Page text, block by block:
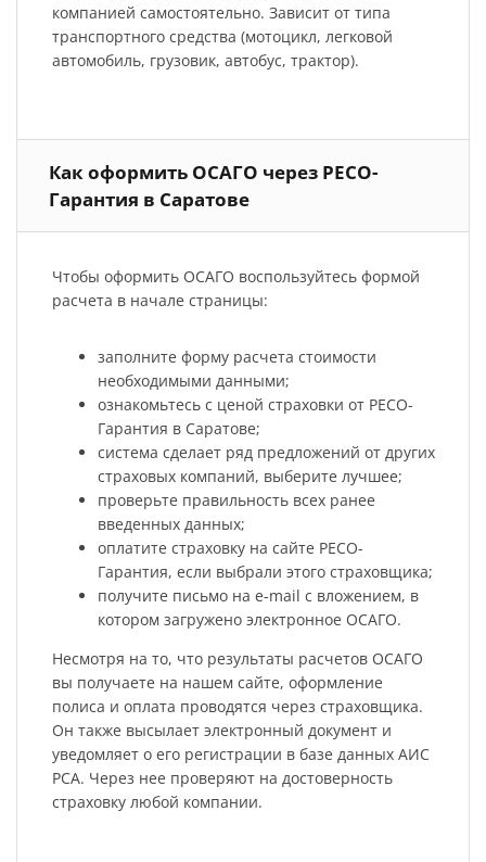
компанией самостоятельно. Зависит от типа
транспортного средства (мотоцикл, легковой
автомобиль, грузовик, автобус, трактор).
Как оформить ОСАГО через РЕСО-
Гарантия в Саратове
Чтобы оформить ОСАГО воспользуйтесь формой
расчета в начале страницы:
заполните форму расчета стоимости
необходимыми данными;
ознакомьтесь с ценой страховки от РЕСО-
Гарантия в Саратове;
система сделает ряд предложений от других
страховых компаний, выберите лучшее;
проверьте правильность всех ранее
введенных данных;
оплатите страховку на сайте РЕСО-
Гарантия, если выбрали этого страховщика;
получите письмо на e-mail с вложением, в
котором загружено электронное ОСАГО.
Несмотря на то, что результаты расчетов ОСАГО
вы получаете на нашем сайте, оформление
полиса и оплата проводятся через страховщика.
Он также высылает электронный документ и
уведомляет о его регистрации в базе данных АИС
РСА. Через нее проверяют на достоверность
страховку любой компании.